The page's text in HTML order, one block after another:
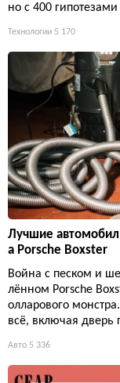
но с 400
Технологии 5 170
Лучшие
а Porsche Boxster
Война с песком и
лённом Porsche
олларового
всё, включая дверь
Авто 5 336